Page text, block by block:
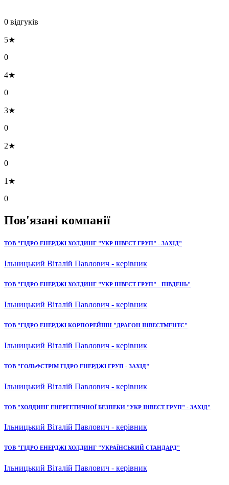
0 відгуків
5★
0
4★
0
3★
0
2★
0
1★
0
Пов'язані компанії
ТОВ "ГІДРО ЕНЕРДЖІ ХОЛДИНГ "УКР ІНВЕСТ ГРУП" - ЗАХІД"
Ільницький Віталій Павлович - керівник
ТОВ "ГІДРО ЕНЕРДЖІ ХОЛДИНГ "УКР ІНВЕСТ ГРУП" - ПІВДЕНЬ"
Ільницький Віталій Павлович - керівник
ТОВ "ГІДРО ЕНЕРДЖІ КОРПОРЕЙШН "ДРАГОН ІНВЕСТМЕНТС"
Ільницький Віталій Павлович - керівник
ТОВ "ГОЛЬФСТРІМ ГІДРО ЕНЕРДЖІ ГРУП - ЗАХІД"
Ільницький Віталій Павлович - керівник
ТОВ "ХОЛДИНГ ЕНЕРГЕТИЧНОЇ БЕЗПЕКИ "УКР ІНВЕСТ ГРУП" - ЗАХІД"
Ільницький Віталій Павлович - керівник
ТОВ "ГІДРО ЕНЕРДЖІ ХОЛДИНГ "УКРАЇНСЬКИЙ СТАНДАРД"
Ільницький Віталій Павлович - керівник